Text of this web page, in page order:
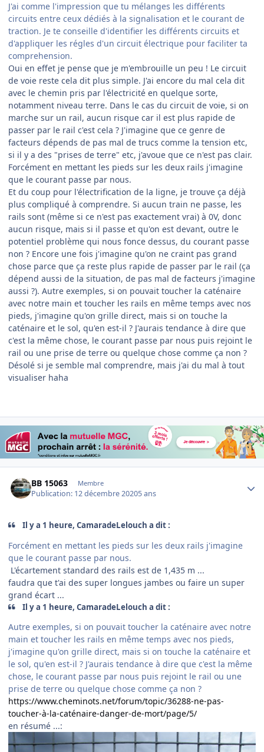
J'ai comme l'impression que tu mélanges les différents
circuits entre ceux dédiés à la signalisation et le courant de
traction. Je te conseille d'identifier les différents circuits et
d'appliquer les régles d'un circuit électrique pour faciliter ta
comprehension.
Oui en effet je pense que je m'embrouille un peu ! Le circuit
de voie reste cela dit plus simple. J'ai encore du mal cela dit
avec le chemin pris par l'électricité en quelque sorte,
notamment niveau terre. Dans le cas du circuit de voie, si on
marche sur un rail, aucun risque car il est plus rapide de
passer par le rail c'est cela ? J'imagine que ce genre de
facteurs dépends de pas mal de trucs comme la tension etc,
si il y a des "prises de terre" etc, j'avoue que ce n'est pas clair.
Forcément en mettant les pieds sur les deux rails j'imagine
que le courant passe par nous.
Et du coup pour l'électrification de la ligne, je trouve ça déjà
plus compliqué à comprendre. Si aucun train ne passe, les
rails sont (même si ce n'est pas exactement vrai) à 0V, donc
aucun risque, mais si il passe et qu'on est devant, outre le
potentiel problème qui nous fonce dessus, du courant passe
non ? Encore une fois j'imagine qu'on ne craint pas grand
chose parce que ça reste plus rapide de passer par le rail (ça
dépend aussi de la situation, de pas mal de facteurs j'imagine
aussi ?). Autre exemples, si on pouvait toucher la caténaire
avec notre main et toucher les rails en même temps avec nos
pieds, j'imagine qu'on grille direct, mais si on touche la
caténaire et le sol, qu'en est-il ? J'aurais tendance à dire que
c'est la même chose, le courant passe par nous puis rejoint le
rail ou une prise de terre ou quelque chose comme ça non ?
Désolé si je semble mal comprendre, mais j'ai du mal à tout
visualiser haha
BB 15063 Membre
Publication: 12 décembre 20205 ans
Il y a 1 heure, CamaradeLelouch a dit :
Forcément en mettant les pieds sur les deux rails j'imagine
que le courant passe par nous.
L'écartement standard des rails est de 1,435 m ...
faudra que t'ai des super longues jambes ou faire un super
grand écart ...
Il y a 1 heure, CamaradeLelouch a dit :
Autre exemples, si on pouvait toucher la caténaire avec notre
main et toucher les rails en même temps avec nos pieds,
j'imagine qu'on grille direct, mais si on touche la caténaire et
le sol, qu'en est-il ? J'aurais tendance à dire que c'est la même
chose, le courant passe par nous puis rejoint le rail ou une
prise de terre ou quelque chose comme ça non ?
https://www.cheminots.net/forum/topic/36288-ne-pas-
toucher-à-la-caténaire-danger-de-mort/page/5/
en résumé ...: